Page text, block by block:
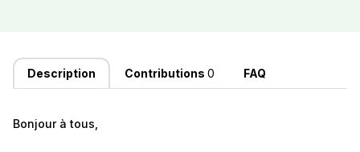
Description Contributions 0 FAQ
Bonjour à tous,